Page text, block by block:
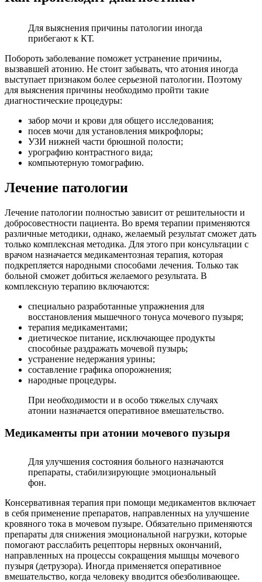
Для выяснения причины патологии иногда
прибегают к КТ.
Побороть заболевание поможет устранение причины,
вызвавшей атонию. Не стоит забывать, что атония иногда
выступает признаком более серьезной патологии. Поэтому
для выяснения причины необходимо пройти такие
диагностические процедуры:
забор мочи и крови для общего исследования;
посев мочи для установления микрофлоры;
УЗИ нижней части брюшной полости;
урографию контрастного вида;
компьютерную томографию.
Лечение патологии
Лечение патологии полностью зависит от решительности и
добросовестности пациента. Во время терапии применяются
различные методики, однако, желаемый результат сможет дать
только комплексная методика. Для этого при консультации с
врачом назначается медикаментозная терапия, которая
подкрепляется народными способами лечения. Только так
больной сможет добиться желаемого результата. В
комплексную терапию включаются:
специально разработанные упражнения для
восстановления мышечного тонуса мочевого пузыря;
терапия медикаментами;
диетическое питание, исключающее продукты
способные раздражать мочевой пузырь;
устранение недержания урины;
составление графика опорожнения;
народные процедуры.
При необходимости и в особо тяжелых случаях
атонии назначается оперативное вмешательство.
Медикаменты при атонии мочевого пузыря
Для улучшения состояния больного назначаются
препараты, стабилизирующие эмоциональный
фон.
Консервативная терапия при помощи медикаментов включает
в себя применение препаратов, направленных на улучшение
кровяного тока в мочевом пузыре. Обязательно применяются
препараты для снижения эмоциональной нагрузки, которые
помогают расслабить рецепторы нервных окончаний,
направленных на процессы сокращения мышцы мочевого
пузыря (детрузора). Иногда применяется оперативное
вмешательство, когда человеку вводится обезболивающее.